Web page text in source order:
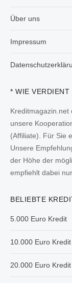
Über uns
Impressum
* WIE
Kreditmagazin.net
unsere
(Affiliate). Für Sie
Unsere
der Höhe der
empfiehlt dabei
BELIEBTE
5.000 Euro Kredit
10.000 Euro Kredit
20.000 Euro Kredit